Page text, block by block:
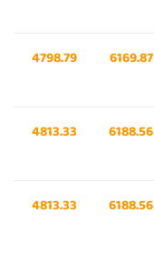
6169.87
4798.79
6188.56
4813.33
6188.56
4813.33